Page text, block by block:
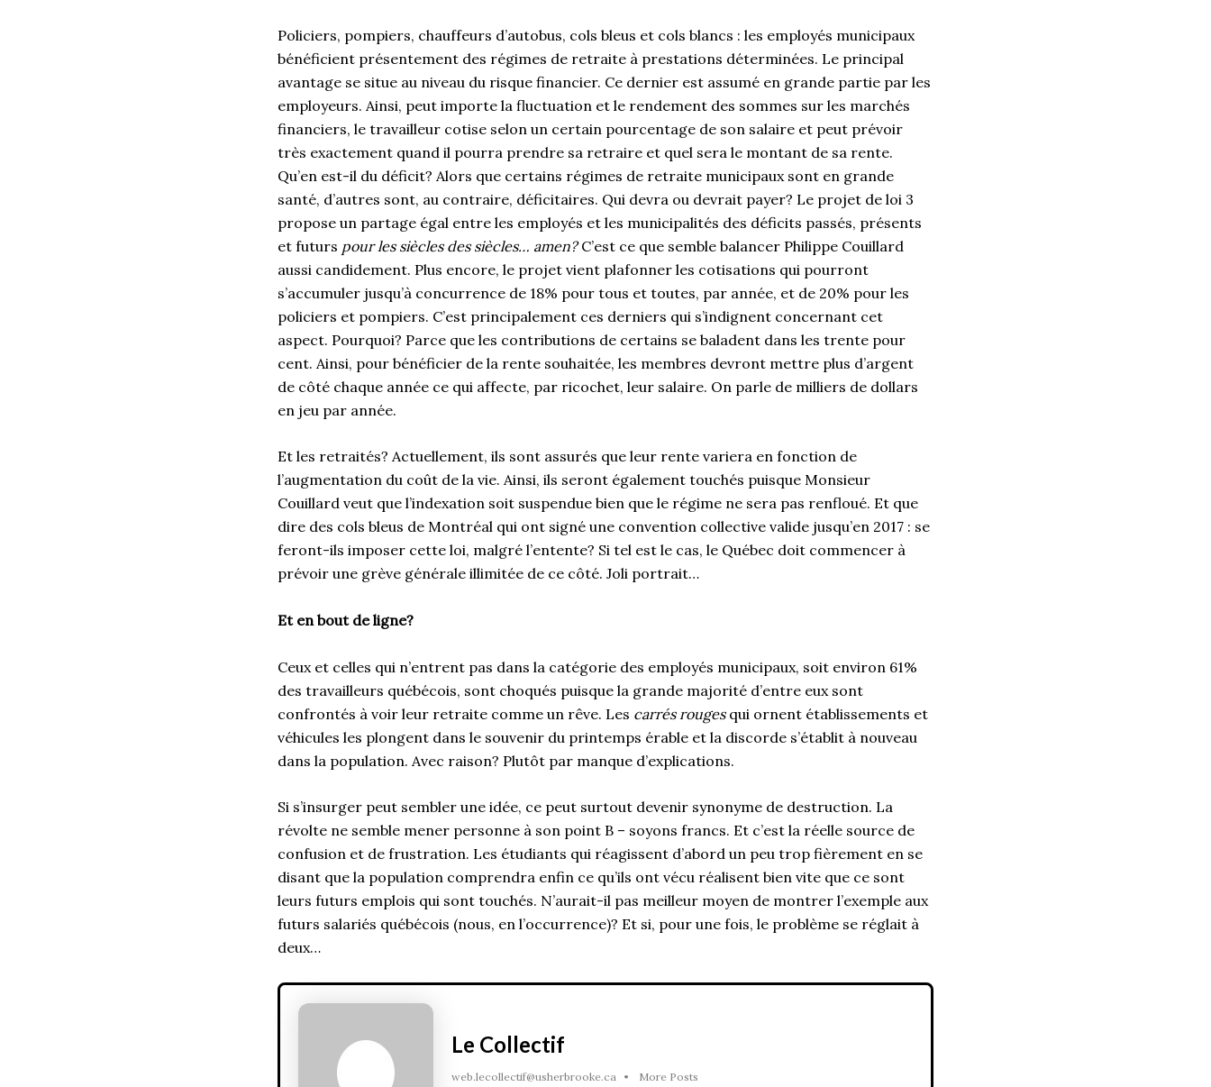
Policiers, pompiers, chauffeurs d’autobus, cols bleus et cols blancs : les employés municipaux
bénéficient présentement des régimes de retraite à prestations déterminées. Le principal
avantage se situe au niveau du risque financier. Ce dernier est assumé en grande partie par les
employeurs. Ainsi, peut importe la fluctuation et le rendement des sommes sur les marchés
financiers, le travailleur cotise selon un certain pourcentage de son salaire et peut prévoir
très exactement quand il pourra prendre sa retraire et quel sera le montant de sa rente.
Qu’en est-il du déficit? Alors que certains régimes de retraite municipaux sont en grande
santé, d’autres sont, au contraire, déficitaires. Qui devra ou devrait payer? Le projet de loi 3
propose un partage égal entre les employés et les municipalités des déficits passés, présents
et futurs pour les siècles des siècles… amen?C’est ce que semble balancer Philippe Couillard
aussi candidement. Plus encore, le projet vient plafonner les cotisations qui pourront
s’accumuler jusqu’à concurrence de 18% pour tous et toutes, par année, et de 20% pour les
policiers et pompiers. C’est principalement ces derniers qui s’indignent concernant cet
aspect. Pourquoi? Parce que les contributions de certains se baladent dans les trente pour
cent. Ainsi, pour bénéficier de la rente souhaitée, les membres devront mettre plus d’argent
de côté chaque année ce qui affecte, par ricochet, leur salaire. On parle de milliers de dollars
en jeu par année.
Et les retraités? Actuellement, ils sont assurés que leur rente variera en fonction de
l’augmentation du coût de la vie. Ainsi, ils seront également touchés puisque Monsieur
Couillard veut que l’indexation soit suspendue bien que le régime ne sera pas renfloué. Et que
dire des cols bleus de Montréal qui ont signé une convention collective valide jusqu’en 2017 : se
feront-ils imposer cette loi, malgré l’entente? Si tel est le cas, le Québec doit commencer à
prévoir une grève générale illimitée de ce côté. Joli portrait…
Et en bout de ligne?
Ceux et celles qui n’entrent pas dans la catégorie des employés municipaux, soit environ 61%
des travailleurs québécois, sont choqués puisque la grande majorité d’entre eux sont
confrontés à voir leur retraite comme un rêve. Les carrés rougesqui ornent établissements et
véhicules les plongent dans le souvenir du printemps érable et la discorde s’établit à nouveau
dans la population. Avec raison? Plutôt par manque d’explications.
Si s’insurger peut sembler une idée, ce peut surtout devenir synonyme de destruction. La
révolte ne semble mener personne à son point B – soyons francs. Et c’est la réelle source de
confusion et de frustration. Les étudiants qui réagissent d’abord un peu trop fièrement en se
disant que la population comprendra enfin ce qu’ils ont vécu réalisent bien vite que ce sont
leurs futurs emplois qui sont touchés. N’aurait-il pas meilleur moyen de montrer l’exemple aux
futurs salariés québécois (nous, en l’occurrence)? Et si, pour une fois, le problème se réglait à
deux…
Le Collectif
web.lecollectif@usherbrooke.ca • More Posts